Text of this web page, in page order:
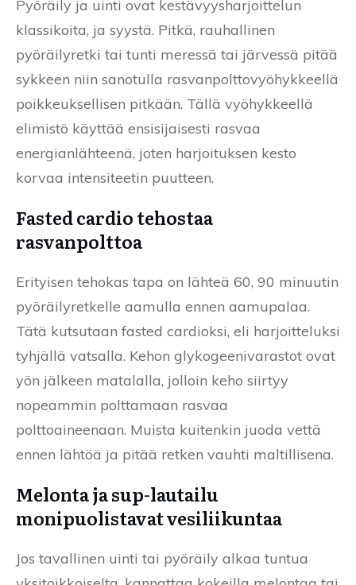
Pyöräily ja uinti ovat kestävyysharjoittelun
klassikoita, ja syystä. Pitkä, rauhallinen
pyöräilyretki tai tunti meressä tai järvessä pitää
sykkeen niin sanotulla rasvanpolttovyöhykkeellä
poikkeuksellisen pitkään. Tällä vyöhykkeellä
elimistö käyttää ensisijaisesti rasvaa
energianlähteenä, joten harjoituksen kesto
korvaa intensiteetin puutteen.
Fasted cardio tehostaa
rasvanpolttoa
Erityisen tehokas tapa on lähteä 60, 90 minuutin
pyöräilyretkelle aamulla ennen aamupalaa.
Tätä kutsutaan fasted cardioksi, eli harjoitteluksi
tyhjällä vatsalla. Kehon glykogeenivarastot ovat
yön jälkeen matalalla, jolloin keho siirtyy
nopeammin polttamaan rasvaa
polttoaineenaan. Muista kuitenkin juoda vettä
ennen lähtöä ja pitää retken vauhti maltillisena.
Melonta ja sup-lautailu
monipuolistavat vesiliikuntaa
Jos tavallinen uinti tai pyöräily alkaa tuntua